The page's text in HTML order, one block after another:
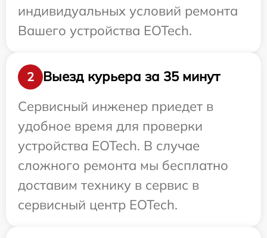
индивидуальных условий ремонта
Вашего устройства EOTech.
2
Выезд курьера за 35 минут
Сервисный инженер приедет в
удобное время для проверки
устройства EOTech. В случае
сложного ремонта мы бесплатно
доставим технику в сервис в
сервисный центр EOTech.